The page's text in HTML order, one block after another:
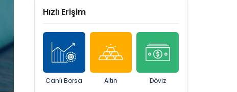
Hızlı Erişim
Canlı Borsa Altın Döviz